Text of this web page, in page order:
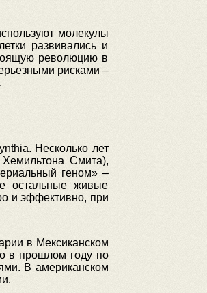
молекулы
развивались и
революцию в
рисками –
Несколько лет
Хемильтона Смита),
геном» –
остальные живые
и эффективно, при
в Мексиканском
в прошлом году по
В американском